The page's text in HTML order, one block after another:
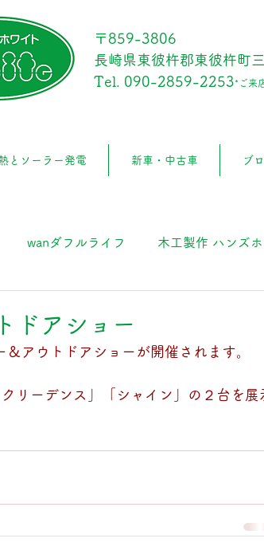
〒859-3806
長崎県東彼杵郡東彼杵町
Tel. 090-2859-2253*ご来
とソーラー発電 新車・中古車 ブ
wanダフルライフ 木工製作 ハンズホ
ドアショー
アウトドアショーが開催されます。
リーデンス」「シャイン」の２台を展